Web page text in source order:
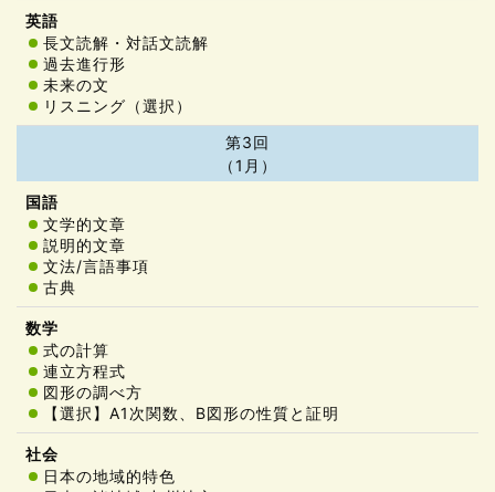
長文読解・対話文読解
過去進行形
未来の文
リスニング（選択）
第3回
（1月）
文学的文章
説明的文章
文法/言語事項
古典
式の計算
連立方程式
図形の調べ方
【選択】A1次関数、B図形の性質と証明
日本の地域的特色